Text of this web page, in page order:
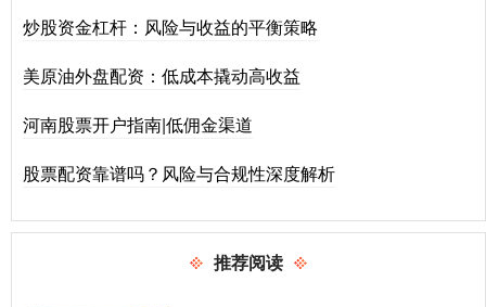
炒股资金杠杆：风险与收益的平衡策略
美原油外盘配资：低成本撬动高收益
河南股票开户指南|低佣金渠道
股票配资靠谱吗？风险与合规性深度解析
推荐阅读